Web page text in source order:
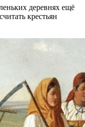
деревнях ещё
крестьян